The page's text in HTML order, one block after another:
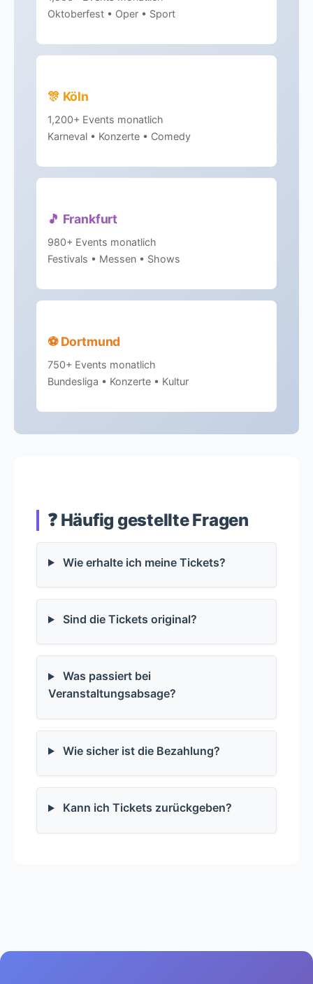
Oktoberfest • Oper • Sport
🎊 Köln
1,200+ Events monatlich
Karneval • Konzerte • Comedy
🎵 Frankfurt
980+ Events monatlich
Festivals • Messen • Shows
⚽ Dortmund
750+ Events monatlich
Bundesliga • Konzerte • Kultur
❓ Häufig gestellte Fragen
Wie erhalte ich meine Tickets?
Sind die Tickets original?
Was passiert bei
Veranstaltungsabsage?
Wie sicher ist die Bezahlung?
Kann ich Tickets zurückgeben?